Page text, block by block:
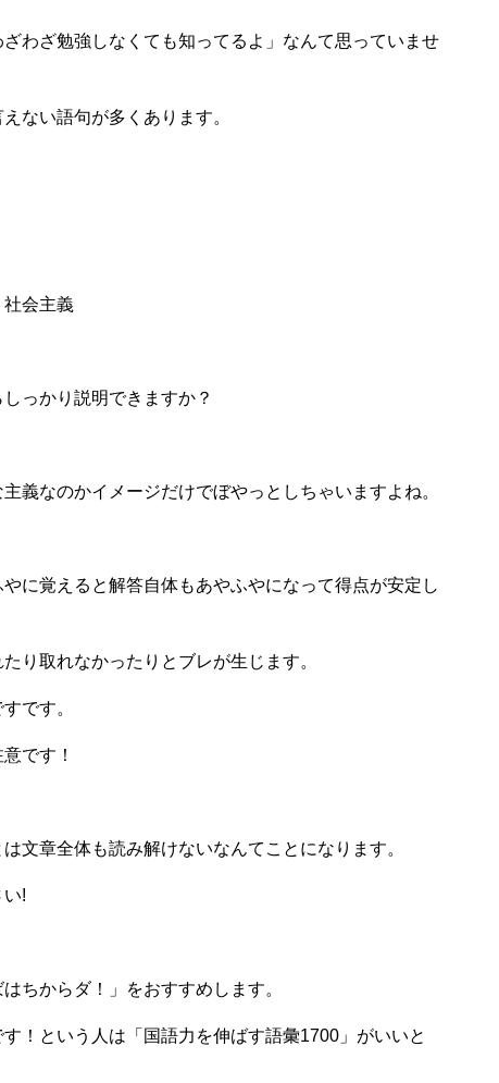
わざ勉強しなくても知ってるよ」なんて思っていませ
ない語句が多くあります。
会主義
っかり説明できますか？
義なのかイメージだけでぼやっとしちゃいますよね。
に覚えると解答自体もあやふやになって得点が安定し
り取れなかったりとブレが生じます。
です。
です！
文章全体も読み解けないなんてことになります。
!
ちからダ！」をおすすめします。
！という人は「国語力を伸ばす語彙1700」がいいと